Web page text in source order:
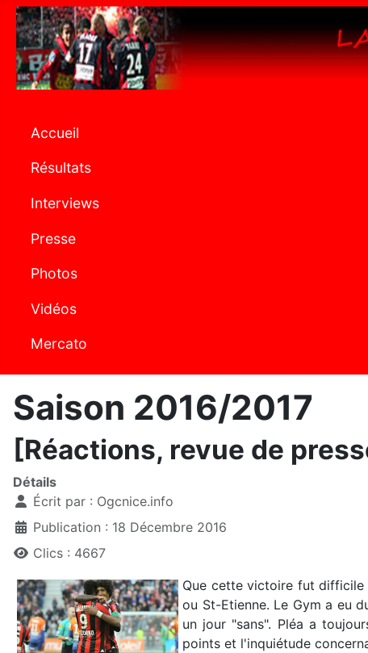
Accueil
Résultats
Interviews
Presse
Photos
Vidéos
Mercato
Saison 2016/2017
[Réactions, revue de
Détails
Écrit par : Ogcnice.info
Publication : 18 Décembre 2016
Clics : 4667
Que cette victoire fut difficile
ou St-Etienne. Le Gym a eu
un jour "sans". Pléa a
points et l'inquiétude